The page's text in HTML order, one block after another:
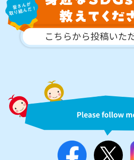
こちらから投稿いた